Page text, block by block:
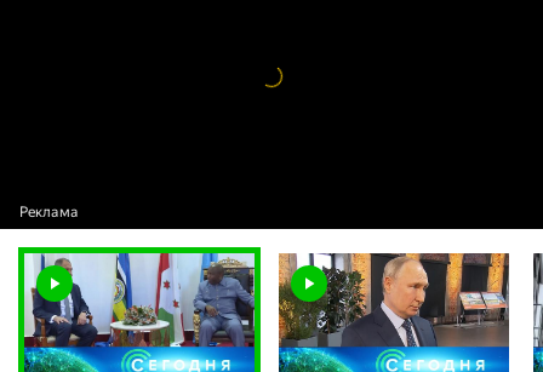
Видео
проигрыватель